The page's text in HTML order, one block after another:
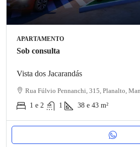
APARTAMENTO
Sob consulta
Vista dos Jacarandás
Rua Fúlvio Pennanchi, 315, Planalto,
1 e 2
1 38 e 43 m²